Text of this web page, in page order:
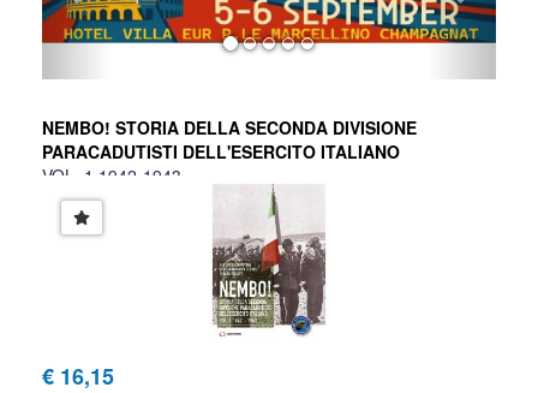
NEMBO! STORIA DELLA SECONDA DIVISIONE
PARACADUTISTI DELL'ESERCITO ITALIANO
VOL. 1 1942-1943
Federico Ciavattone, Cristiano Maria Dechigi, Chiara
Rizzatti
€ 16,15